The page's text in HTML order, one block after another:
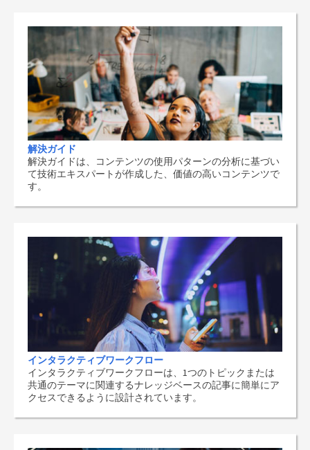
解決ガイド
解決ガイドは、コンテンツの使用パターンの分析に基づい
て技術エキスパートが作成した、価値の高いコンテンツで
す。
インタラクティブワークフロー
インタラクティブワークフローは、1つのトピックまたは
共通のテーマに関連するナレッジベースの記事に簡単にア
クセスできるように設計されています。